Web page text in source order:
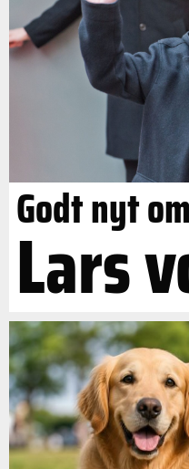
Godt nyt
Lars